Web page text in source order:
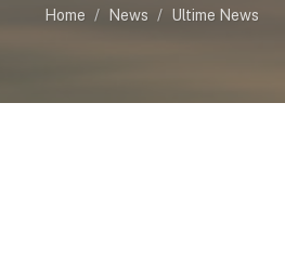
Home News Ultime News